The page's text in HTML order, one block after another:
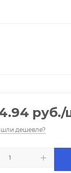
руб./
дешевле?